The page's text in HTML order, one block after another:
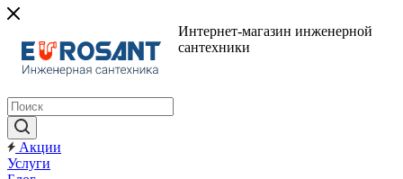
Интернет-магазин инженерной
сантехники
Акции
Услуги